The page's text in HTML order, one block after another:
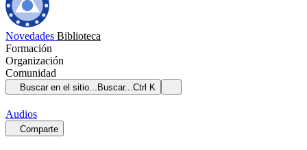
Novedades Biblioteca
Formación
Organización
Comunidad
Buscar en el sitio... Buscar...Ctrl K
Audios
Comparte